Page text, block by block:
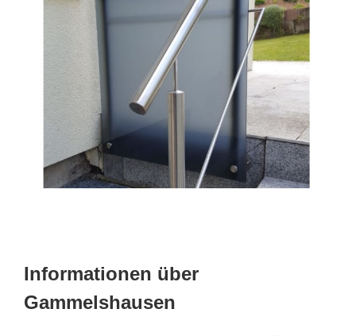
Informationen über
Gammelshausen